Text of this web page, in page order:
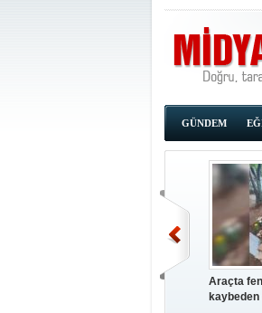
GÜNDEM
Araçta